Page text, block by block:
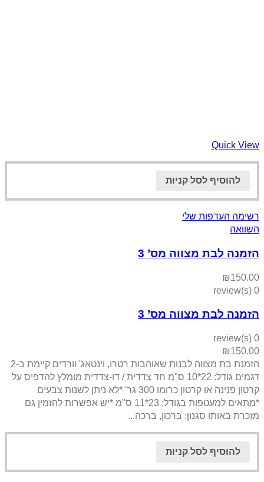
Quick View
להוסיף לסל קניות
רשימה העדפות שלי
השוואה
הזמנה לבת מצווה מס’ 3
₪150.00
0 review(s)
הזמנה לבת מצווה מס’ 3
0 review(s)
₪150.00
הזמנת בת מצווה לבנות שאוהבות רטרו, וינטאג' וורדים קיימת ב-2
דגמים גודל: 22*10 ס"מ חד צדדית / דו-צדדית מומלץ להדפיס על
קרטון פנינה או קרטון כרומו 300 גר' *לא ניתן לשנות צבעים
*מתאים למעטפות בגודל: 23*11 ס"מ *יש אפשרות להזמין גם
מזכרת באותו סגנון: ברכון, ברכה...
להוסיף לסל קניות